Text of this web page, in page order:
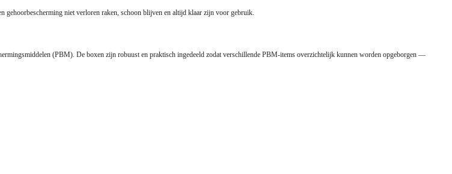
gehoorbescherming niet verloren raken, schoon blijven en altijd klaar zijn voor gebruik.
(PBM). De boxen zijn robuust en praktisch ingedeeld zodat verschillende PBM-items overzichtelijk kunnen worden opgeborgen —